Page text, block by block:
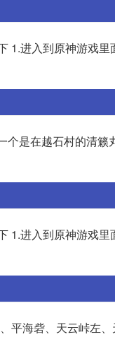
1.进入到原神游戏
个是在越石村的清
1.进入到原神游戏
平海砦、天云峠左